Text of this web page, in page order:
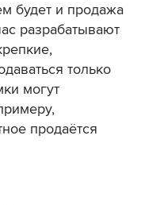
будет и продажа
разрабатывают
только
могут
продаётся